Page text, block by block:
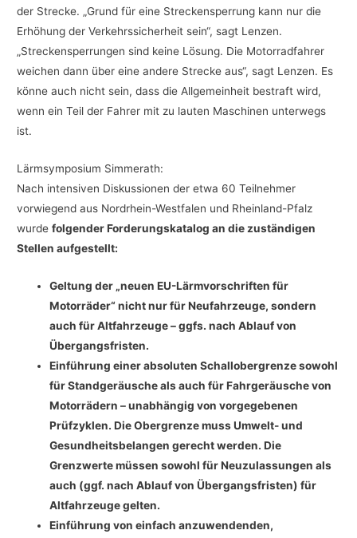
der Strecke. „Grund für eine Streckensperrung kann nur die
Erhöhung der Verkehrssicherheit sein“, sagt Lenzen.
„Streckensperrungen sind keine Lösung. Die Motorradfahrer
weichen dann über eine andere Strecke aus“, sagt Lenzen. Es
könne auch nicht sein, dass die Allgemeinheit bestraft wird,
wenn ein Teil der Fahrer mit zu lauten Maschinen unterwegs
ist.
Lärmsymposium Simmerath:
Nach intensiven Diskussionen der etwa 60 Teilnehmer
vorwiegend aus Nordrhein-Westfalen und Rheinland-Pfalz
wurdefolgender Forderungskatalog an die zuständigen
Stellen aufgestellt:
Geltung der „neuen EU-Lärmvorschriften für
Motorräder“ nicht nur für Neufahrzeuge, sondern
auch für Altfahrzeuge – ggfs. nach Ablauf von
Übergangsfristen.
Einführung einer absoluten Schallobergrenze sowohl
für Standgeräusche als auch für Fahrgeräusche von
Motorrädern – unabhängig von vorgegebenen
Prüfzyklen. Die Obergrenze muss Umwelt- und
Gesundheitsbelangen gerecht werden. Die
Grenzwerte müssen sowohl für Neuzulassungen als
auch (ggf. nach Ablauf von Übergangsfristen) für
Altfahrzeuge gelten.
Einführung von einfach anzuwendenden,